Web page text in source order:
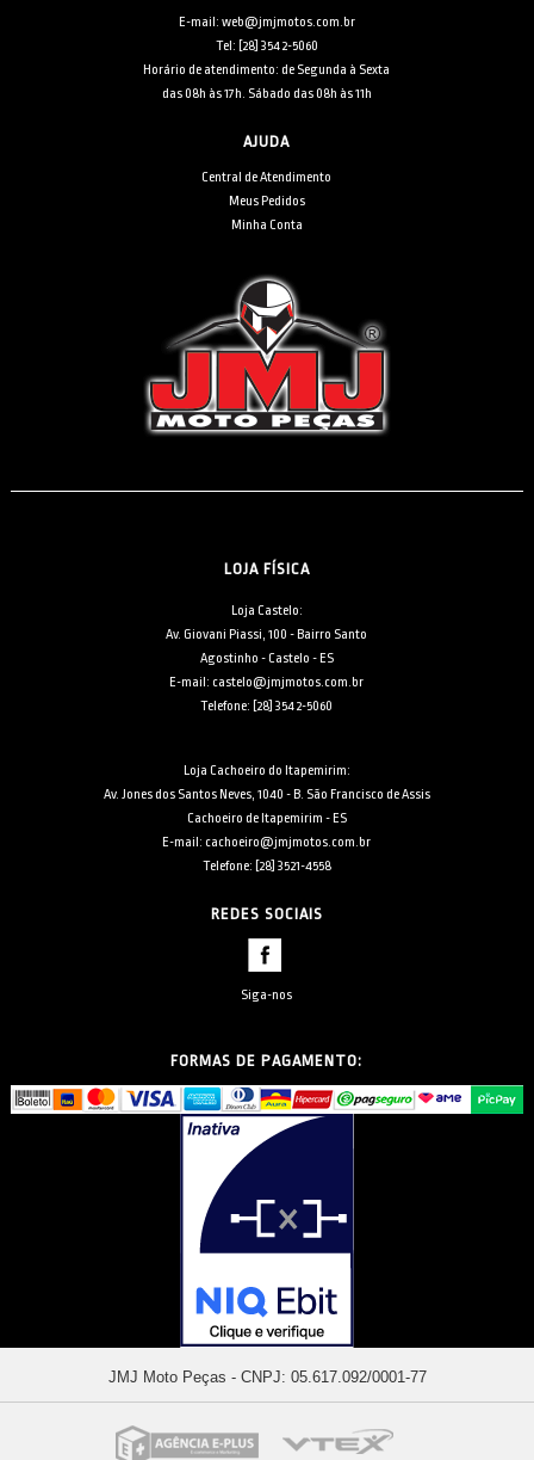
E-mail: web@jmjmotos.com.br
Tel: [28] 3542-5060
Horário de atendimento: de Segunda à Sexta
das 08h às 17h. Sábado das 08h às 11h
AJUDA
Central de Atendimento
Meus Pedidos
Minha Conta
LOJA FÍSICA
Loja Castelo:
Av. Giovani Piassi, 100 - Bairro Santo
Agostinho - Castelo - ES
E-mail: castelo@jmjmotos.com.br
Telefone: [28] 3542-5060
Loja Cachoeiro do Itapemirim:
Av. Jones dos Santos Neves, 1040 - B. São Francisco de Assis
Cachoeiro de Itapemirim - ES
E-mail: cachoeiro@jmjmotos.com.br
Telefone: [28] 3521-4558
REDES SOCIAIS
Siga-nos
FORMAS DE PAGAMENTO:
JMJ Moto Peças - CNPJ: 05.617.092/0001-77